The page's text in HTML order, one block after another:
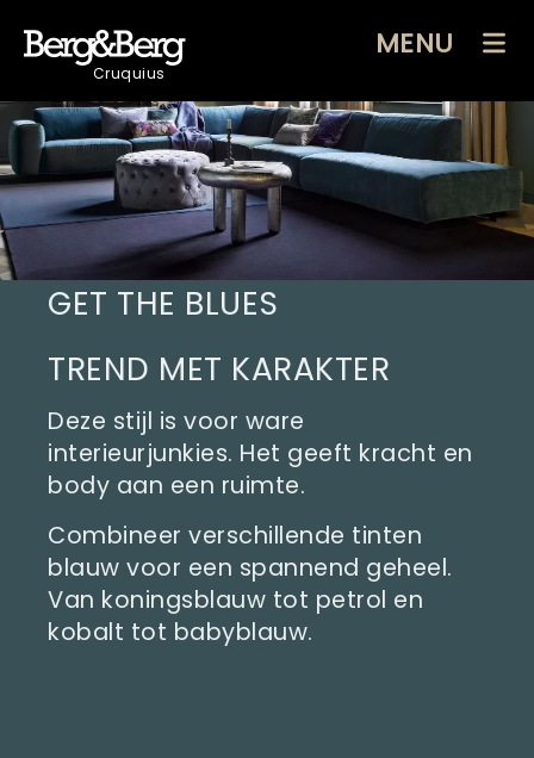
Cruquius
MENU
GET THE BLUES
TREND MET KARAKTER
Deze stijl is voor ware
interieurjunkies. Het geeft kracht en
body aan een ruimte.
Combineer verschillende tinten
blauw voor een spannend geheel.
Van koningsblauw tot petrol en
kobalt tot babyblauw.